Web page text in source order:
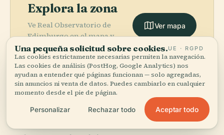
Explora la zona
Ve Real Observatorio de
Edimburgo en el mapa y
descubre qué hay cerca.
Ver mapa
More in Edimburgo.
Una pequeña solicitud sobre cookies.UE · RGPD
Las cookies estrictamente necesarias permiten la navegación.
Las cookies de análisis (PostHog, Google Analytics) nos
ayudan a entender qué páginas funcionan — solo agregadas,
sin anuncios ni venta de datos. Puedes cambiarlo en cualquier
momento desde el pie de página.
Personalizar Rechazar todo Aceptar todo